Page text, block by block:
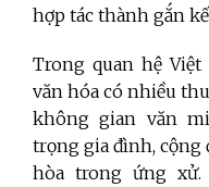
hợp tác thành gắn
Trong quan hệ
văn hóa có nhiều
không gian văn
trọng gia đình, cộng
hòa trong ứng xử.